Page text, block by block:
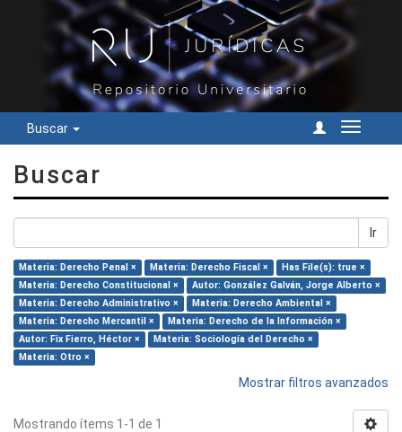
Buscar
Cambiar
Buscar
Ir
Materia: Derecho Penal × Materia: Derecho Fiscal ×
Has File(s): true ×
Materia: Derecho Constitucional ×
Autor: González Galván, Jorge Alberto ×
Materia: Derecho Administrativo ×
Materia: Derecho Ambiental ×
Materia: Derecho Mercantil ×
Materia: Derecho de la Información ×
Autor: Fix Fierro, Héctor ×
Materia: Sociología del Derecho ×
Materia: Otro ×
Mostrar filtros avanzados
Mostrando ítems 1-1 de 1